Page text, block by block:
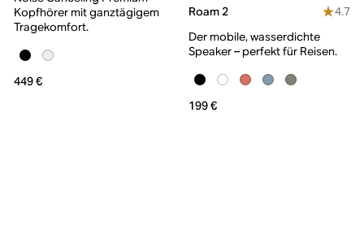
Kopfhörer mit ganztägigem
Tragekomfort.
449 €
Roam 2
4.7
Der mobile, wasserdichte
Speaker – perfekt für Reisen.
199 €